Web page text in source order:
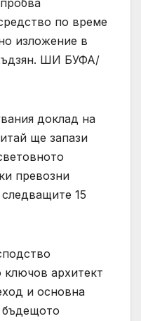
по време
изложение в
ШИ БУФА/
доклад на
ще запази
превозни
15
архитект
и основна
бъдещото